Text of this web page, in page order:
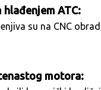
ATC:
su na CNC
motora: